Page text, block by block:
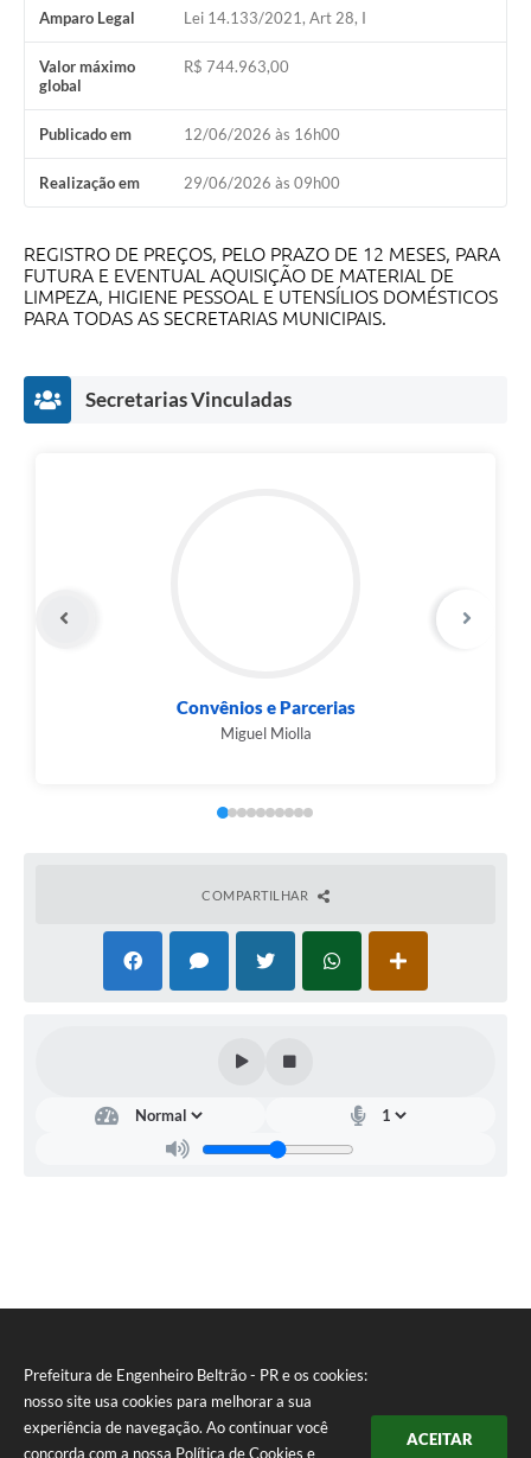
Prefeitura de Engenheiro Beltrão - PR e os cookies:
nosso site usa cookies para melhorar a sua
experiência de navegação. Ao continuar você
concorda com a nossa Política de Cookies e
ACEITAR
Contas Públicas
Links
Serviços Online
Telefones Úteis
Transparência
Enquete
SIC
Amparo Legal Lei 14.133/2021, Art 28, I
Valor máximo
global
R$ 744.963,00
Publicado em 12/06/2026 às 16h00
Realização em 29/06/2026 às 09h00
REGISTRO DE PREÇOS, PELO PRAZO DE 12 MESES, PARA
FUTURA E EVENTUAL AQUISIÇÃO DE MATERIAL DE
LIMPEZA, HIGIENE PESSOAL E UTENSÍLIOS DOMÉSTICOS
PARA TODAS AS SECRETARIAS MUNICIPAIS.
Secretarias Vinculadas
Secretaria Municipal de Administração
Roberto da Silva
COMPARTILHAR